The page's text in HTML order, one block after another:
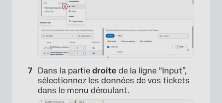
Dans la partie droite de la ligne “Input”,
sélectionnez les données de vos tickets
dans le menu déroulant.